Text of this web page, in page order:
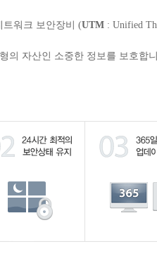
트워크 보안장비 (UTM : Unified
의 자산인 소중한 정보를 보호합